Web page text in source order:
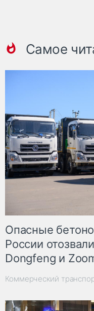
Самое
Опасные
России
Dongfeng и
Коммерческий